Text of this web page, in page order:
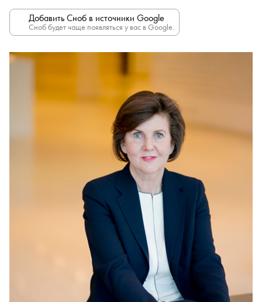
Добавить Сноб в источники Google
Сноб будет чаще появляться у вас в Google.